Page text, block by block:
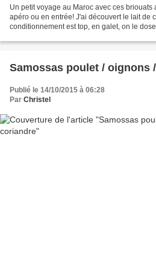
Un petit voyage au Maroc avec ces briouats
apéro ou en entrée! J'ai découvert le lait de
conditionnement est top, en galet, on le
Samossas poulet / oignons
Publié le 14/10/2015 à 06:28
Par Christel